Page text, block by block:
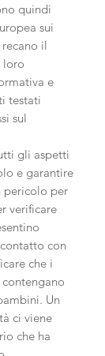
quindi
sui
il
loro
e
testati
sul
gli aspetti
e garantire
pericolo per
verificare
con
che i
Un
ci viene
che ha